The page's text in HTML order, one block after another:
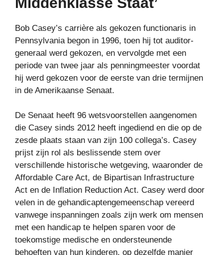
Bob Casey’s carrière als gekozen functionaris in
Pennsylvania begon in 1996, toen hij tot auditor-
generaal werd gekozen, en vervolgde met een
periode van twee jaar als penningmeester voordat
hij werd gekozen voor de eerste van drie termijnen
in de Amerikaanse Senaat.
De Senaat heeft 96 wetsvoorstellen aangenomen
die Casey sinds 2012 heeft ingediend en die op de
zesde plaats staan ​​van zijn 100 collega’s. Casey
prijst zijn rol als beslissende stem over
verschillende historische wetgeving, waaronder de
Affordable Care Act, de Bipartisan Infrastructure
Act en de Inflation Reduction Act. Casey werd door
velen in de gehandicaptengemeenschap vereerd
vanwege inspanningen zoals zijn werk om mensen
met een handicap te helpen sparen voor de
toekomstige medische en ondersteunende
behoeften van hun kinderen, op dezelfde manier